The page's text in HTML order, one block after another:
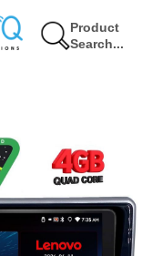
Product
Search...
11% Έκπτωση